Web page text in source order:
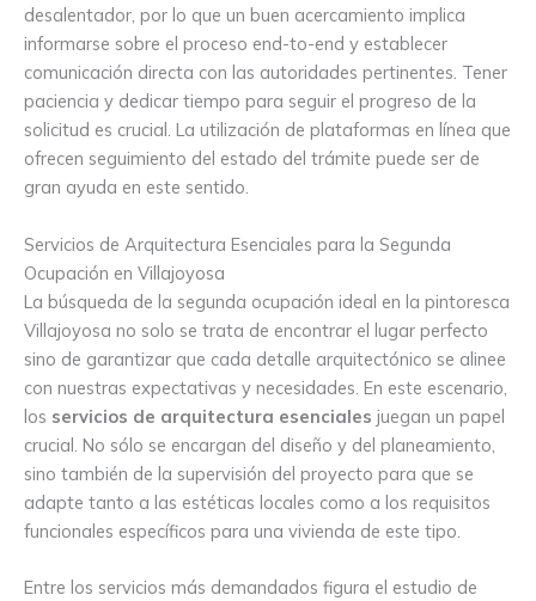
desalentador, por lo que un buen acercamiento implica
informarse sobre el proceso end-to-end y establecer
comunicación directa con las autoridades pertinentes. Tener
paciencia y dedicar tiempo para seguir el progreso de la
solicitud es crucial. La utilización de plataformas en línea que
ofrecen seguimiento del estado del trámite puede ser de
gran ayuda en este sentido.
Servicios de Arquitectura Esenciales para la Segunda
Ocupación en Villajoyosa
La búsqueda de la segunda ocupación ideal en la pintoresca
Villajoyosa no solo se trata de encontrar el lugar perfecto
sino de garantizar que cada detalle arquitectónico se alinee
con nuestras expectativas y necesidades. En este escenario,
los servicios de arquitectura esenciales juegan un papel
crucial. No sólo se encargan del diseño y del planeamiento,
sino también de la supervisión del proyecto para que se
adapte tanto a las estéticas locales como a los requisitos
funcionales específicos para una vivienda de este tipo.
Entre los servicios más demandados figura el estudio de